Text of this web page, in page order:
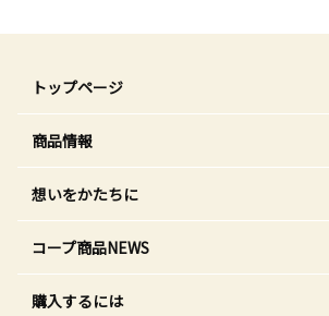
トップページ
商品情報
想いをかたちに
コープ商品NEWS
購入するには